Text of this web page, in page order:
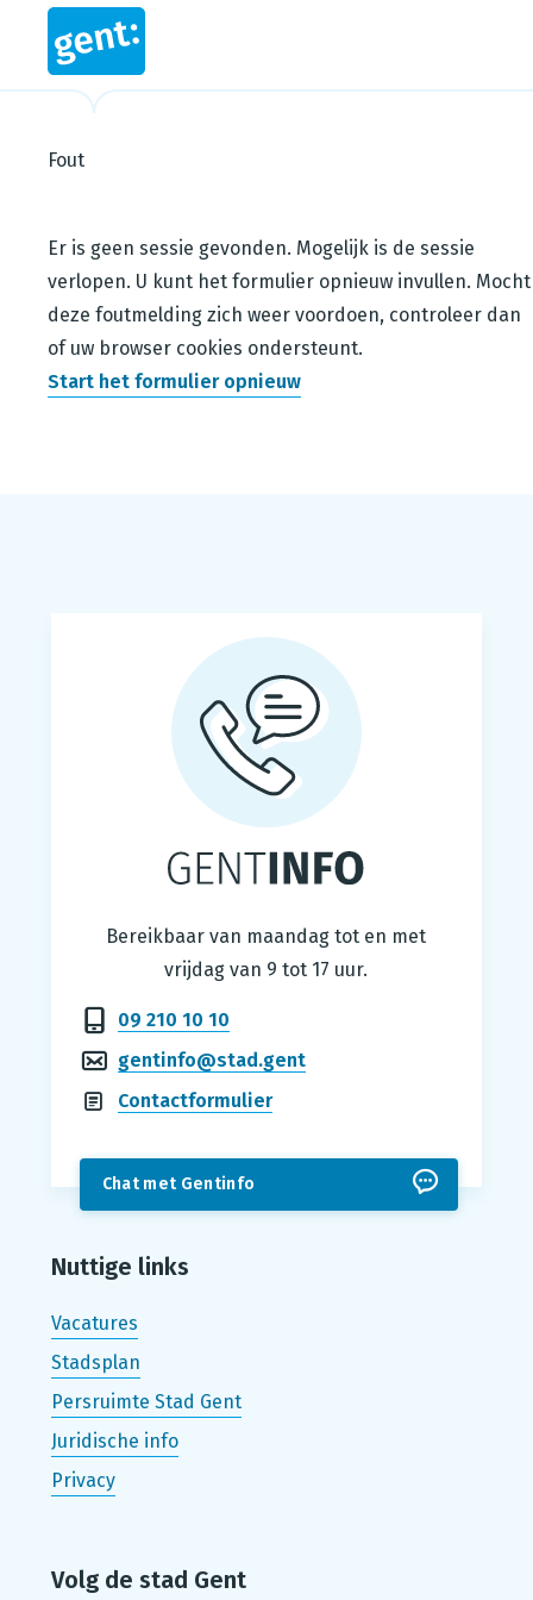
Fout
Steps in this wizard
Er is geen sessie gevonden. Mogelijk is de sessie
verlopen. U kunt het formulier opnieuw invullen. Mocht
deze foutmelding zich weer voordoen, controleer dan
of uw browser cookies ondersteunt.
Start het formulier opnieuw
Gentinfo
Bereikbaar van maandag tot en met
vrijdag van 9 tot 17 uur.
09 210 10 10
gentinfo@stad.gent
Contactformulier
Chat met Gentinfo
Nuttige links
Vacatures
Stadsplan
Persruimte Stad Gent
Juridische info
Privacy
Volg de stad Gent